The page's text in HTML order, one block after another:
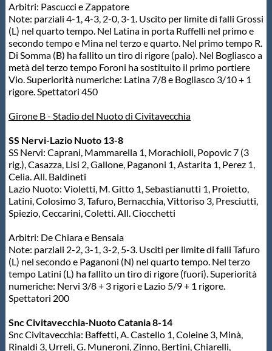
Arbitri: Pascucci e Zappatore
Note: parziali 4-1, 4-3, 2-0, 3-1. Uscito per limite di falli Grossi
(L) nel quarto tempo. Nel Latina in porta Ruffelli nel primo e
secondo tempo e Mina nel terzo e quarto. Nel primo tempo R.
Di Somma (B) ha fallito un tiro di rigore (palo). Nel Bogliasco a
metà del terzo tempo Foroni ha sostituito il primo portiere
Vio. Superiorità numeriche: Latina 7/8 e Bogliasco 3/10 + 1
rigore. Spettatori 450
Girone B - Stadio del Nuoto di Civitavecchia
SS Nervi-Lazio Nuoto 13-8
SS Nervi: Caprani, Mammarella 1, Morachioli, Popovic 7 (3
rig.), Casazza, Lisi 2, Gallone, Paganoni 1, Astarita 1, Perez 1,
Celia. All. Baldineti
Lazio Nuoto: Violetti, M. Gitto 1, Sebastianutti 1, Proietto,
Latini, Colosimo 3, Tafuro, Bernacchia, Vittoriso 3, Presciutti,
Spiezio, Ceccarini, Coletti. All. Ciocchetti
Arbitri: De Chiara e Bensaia
Note: parziali 2-2, 3-1, 3-2, 5-3. Usciti per limite di falli Tafuro
(L) nel secondo e Paganoni (N) nel quarto tempo. Nel terzo
tempo Latini (L) ha fallito un tiro di rigore (fuori). Superiorità
numeriche: Nervi 3/8 + 3 rigori e Lazio 5/9 + 1 rigore.
Spettatori 200
Snc Civitavecchia-Nuoto Catania 8-14
Snc Civitavecchia: Baffetti, A. Castello 1, Coleine 3, Minà,
Rinaldi 3, Urreli, G. Muneroni, Zinno, Bertini, Chiarelli,